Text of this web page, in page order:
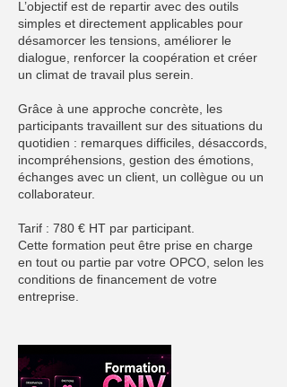
L’objectif est de repartir avec des outils
simples et directement applicables pour
désamorcer les tensions, améliorer le
dialogue, renforcer la coopération et créer
un climat de travail plus serein.
Grâce à une approche concrète, les
participants travaillent sur des situations du
quotidien : remarques difficiles, désaccords,
incompréhensions, gestion des émotions,
échanges avec un client, un collègue ou un
collaborateur.
Tarif : 780 € HT par participant.
Cette formation peut être prise en charge
en tout ou partie par votre OPCO, selon les
conditions de financement de votre
entreprise.